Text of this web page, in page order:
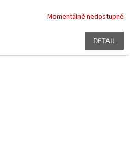
Momentálně nedostupné
DETAIL